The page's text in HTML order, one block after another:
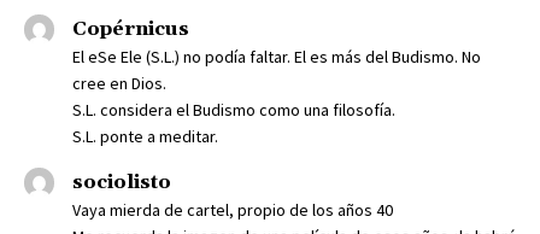
Copérnicus
El eSe Ele (S.L.) no podía faltar. El es más del Budismo. No
cree en Dios.
S.L. considera el Budismo como una filosofía.
S.L. ponte a meditar.
sociolisto
Vaya mierda de cartel, propio de los años 40